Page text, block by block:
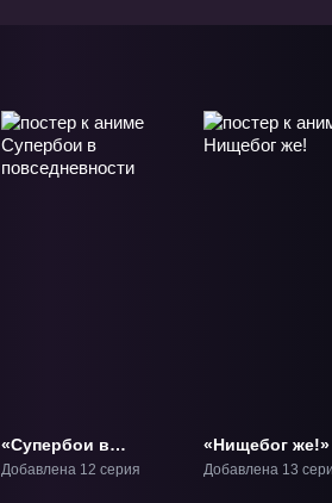
«Супербои в
повседневности»
Добавлена 12 серия
«Нищебог
Добавлена 13